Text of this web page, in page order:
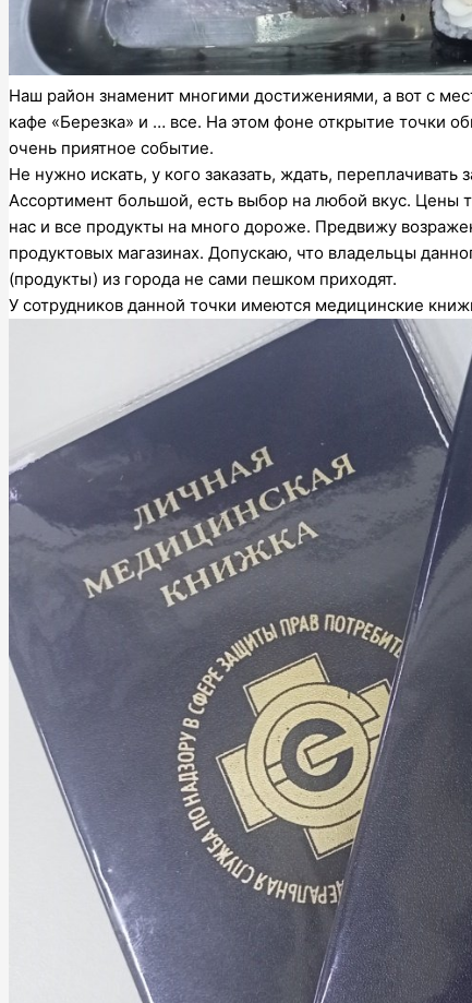
Наш район знаменит многими достижениями, а вот с
кафе «Березка» и … все. На этом фоне открытие точки
очень приятное событие.
Не нужно искать, у кого заказать, ждать, переплачивать
Ассортимент большой, есть выбор на любой вкус. Цены
нас и все продукты на много дороже. Предвижу
продуктовых магазинах. Допускаю, что владельцы
(продукты) из города не сами пешком приходят.
У сотрудников данной точки имеются медицинские